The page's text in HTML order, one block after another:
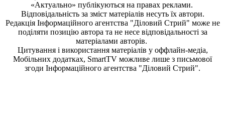
«Актуально» публікуються на правах реклами.
Відповідальність за зміст матеріалів несуть їх автори.
Редакція Інформаційного агентства "Діловий Стрий" може не
поділяти позицію автора та не несе відповідальності за
матеріалами авторів.
Цитування і використання матеріалів у оффлайн-медіа,
Мобільних додатках, SmartTV можливе лише з письмової
згоди Інформаційного агентства "Діловий Стрий".